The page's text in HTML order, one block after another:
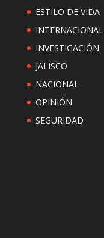
ESTILO DE VIDA
INTERNACIONAL
INVESTIGACIÓN
JALISCO
NACIONAL
OPINIÓN
SEGURIDAD